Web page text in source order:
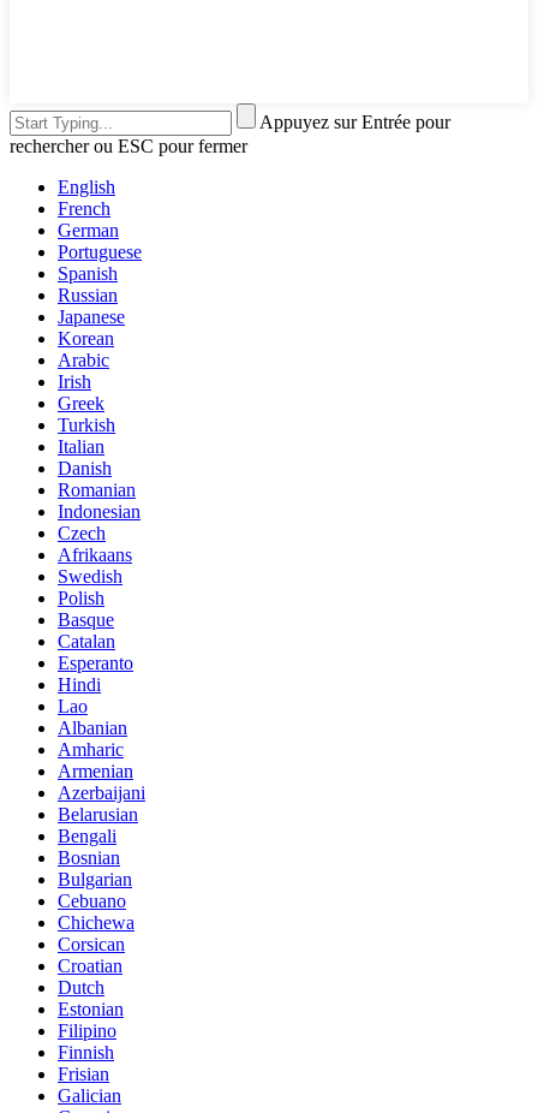
Appuyez sur Entrée pour
rechercher ou ESC pour fermer
English
French
German
Portuguese
Spanish
Russian
Japanese
Korean
Arabic
Irish
Greek
Turkish
Italian
Danish
Romanian
Indonesian
Czech
Afrikaans
Swedish
Polish
Basque
Catalan
Esperanto
Hindi
Lao
Albanian
Amharic
Armenian
Azerbaijani
Belarusian
Bengali
Bosnian
Bulgarian
Cebuano
Chichewa
Corsican
Croatian
Dutch
Estonian
Filipino
Finnish
Frisian
Galician